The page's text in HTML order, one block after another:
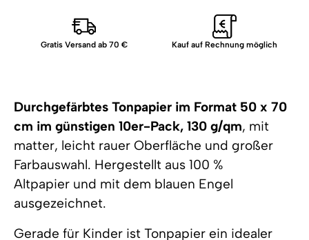
Durchgefärbtes Tonpapier im Format 50 x 70
cm im günstigen 10er-Pack, 130 g/qm, mit
matter, leicht rauer Oberfläche und großer
Farbauswahl. Hergestellt aus 100 %
Altpapier und mit dem blauen Engel
ausgezeichnet.
Gerade für Kinder ist Tonpapier ein idealer
Gratis Versand ab 70 € Kauf auf Rechnung möglich